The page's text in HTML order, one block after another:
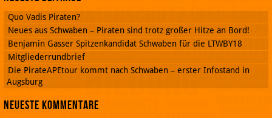
Quo Vadis Piraten?
Neues aus Schwaben – Piraten sind trotz großer Hitze an Bord!
Benjamin Gasser Spitzenkandidat Schwaben für die LTWBY18
Mitgliederrundbrief
Die PirateAPEtour kommt nach Schwaben – erster Infostand in
Augsburg
Neueste Kommentare